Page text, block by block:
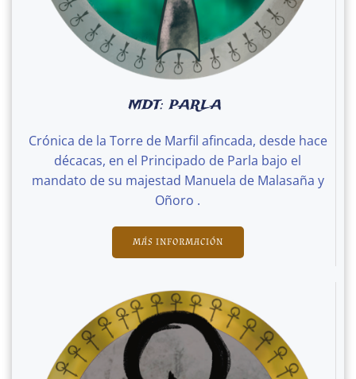
MDT: PARLA
Crónica de la Torre de Marfil afincada, desde hace
décacas, en el Principado de Parla bajo el
mandato de su majestad Manuela de Malasaña y
Oñoro .
MÁS INFORMACIÓN